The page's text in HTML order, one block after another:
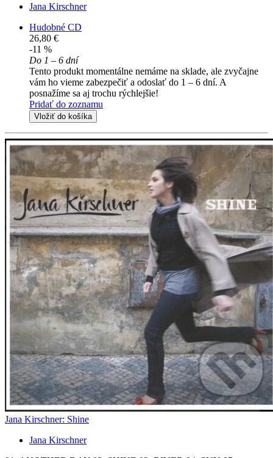
Jana Kirschner
Hudobné CD
26,80 €
-11 %
Do 1 – 6 dní
Tento produkt momentálne nemáme na sklade, ale zvyčajne
vám ho vieme zabezpečiť a odoslať do 1 – 6 dní. A
posnažíme sa aj trochu rýchlejšie!
Pridať do zoznamu
Vložiť do košíka
Jana Kirschner: Shine
Jana Kirschner